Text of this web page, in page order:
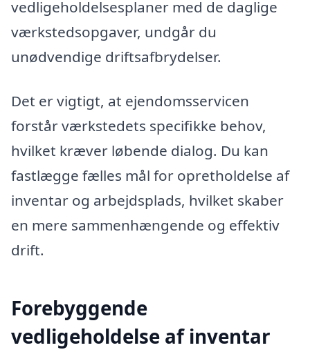
vedligeholdelsesplaner med de daglige
værkstedsopgaver, undgår du
unødvendige driftsafbrydelser.
Det er vigtigt, at ejendomsservicen
forstår værkstedets specifikke behov,
hvilket kræver løbende dialog. Du kan
fastlægge fælles mål for opretholdelse af
inventar og arbejdsplads, hvilket skaber
en mere sammenhængende og effektiv
drift.
Forebyggende
vedligeholdelse af inventar